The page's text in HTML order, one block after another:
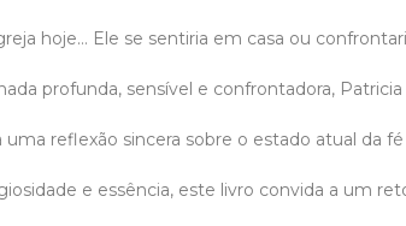
hoje… Ele se sentiria em casa ou
profunda, sensível e confrontadora, Patricia
uma reflexão sincera sobre o estado atual da
e essência, este livro convida a um